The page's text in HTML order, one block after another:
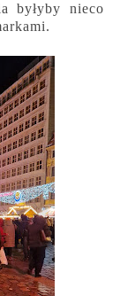
byłyby nieco